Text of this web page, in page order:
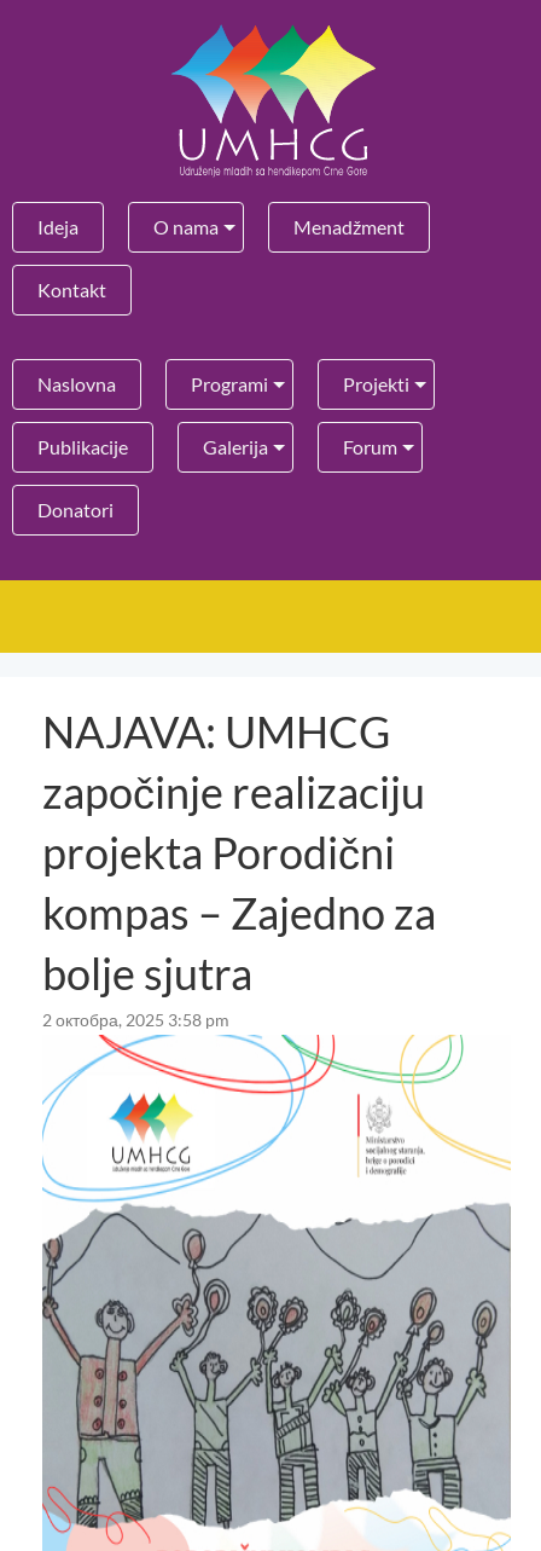
Ideja O nama Menadžment
Kontakt
Naslovna Programi Projekti
Publikacije Galerija Forum
Donatori
NAJAVA: UMHCG
započinje realizaciju
projekta Porodični
kompas – Zajedno za
bolje sjutra
2 октобра, 2025 3:58 pm